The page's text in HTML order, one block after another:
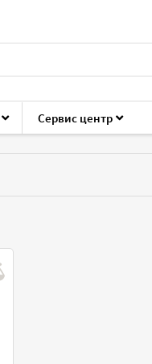
Сервис центр